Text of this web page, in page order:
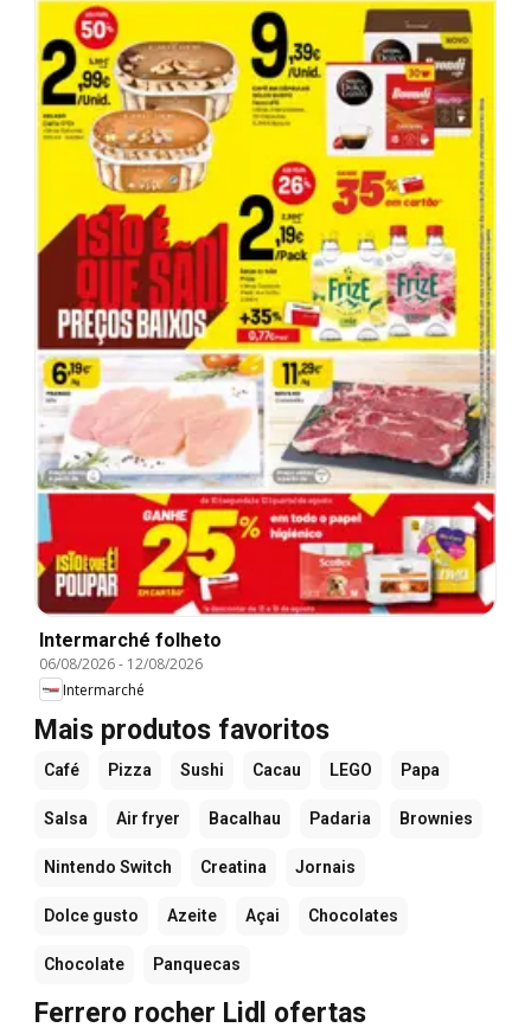
Intermarché folheto
06/08/2026- 12/08/2026
Intermarché
Mais produtos favoritos
Café Pizza Sushi Cacau LEGO Papa
Salsa Air fryer Bacalhau Padaria Brownies
Nintendo Switch Creatina Jornais
Dolce gusto Azeite Açai Chocolates
Chocolate Panquecas
Ferrero rocher Lidl ofertas